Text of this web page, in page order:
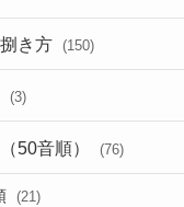
き方 (150)
(3)
50音順） (76)
(21)